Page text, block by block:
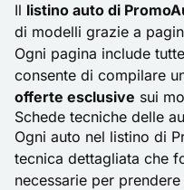
Il listino auto di
di modelli grazie a
Ogni pagina include
consente di compilare
offerte esclusive sui
Schede tecniche delle
Ogni auto nel listino di
tecnica dettagliata che
necessarie per